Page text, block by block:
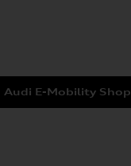
Audi E-Mobility Shop